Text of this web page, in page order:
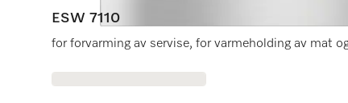
ESW 7110
for forvarming av servise, for varmeholding av mat